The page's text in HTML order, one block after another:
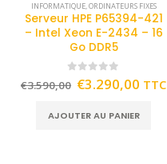
INFORMATIQUE,ORDINATEURS FIXES
Serveur HPE P65394-421
– Intel Xeon E-2434 – 16
Go DDR5
out of 5
€3.590,00 €3.290,00 TTC
AJOUTER AU PANIER